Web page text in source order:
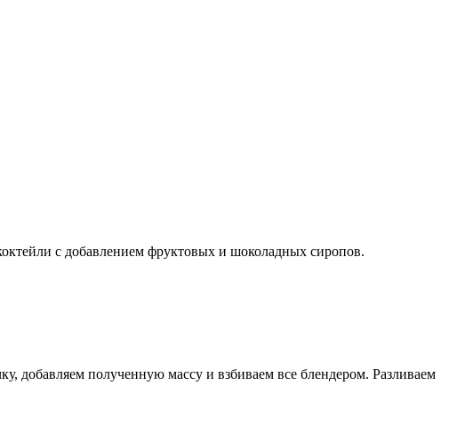
с добавлением фруктовых и шоколадных сиропов.
добавляем полученную массу и взбиваем все блендером. Разливаем